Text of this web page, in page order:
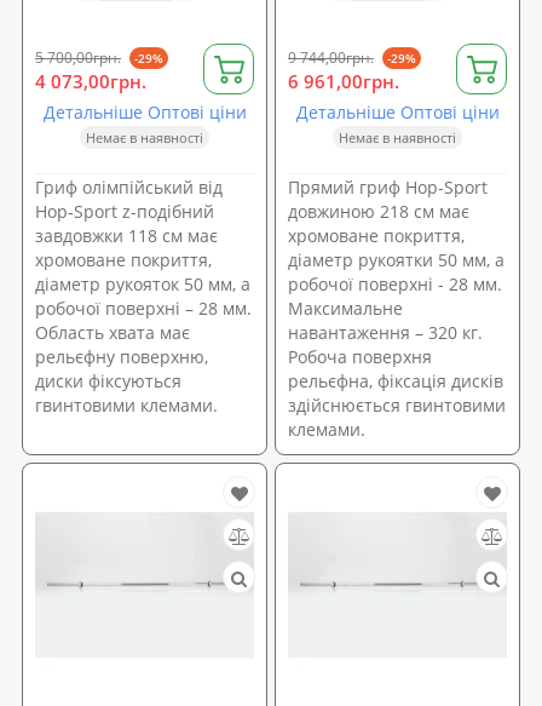
5 700,00грн. -29%
4 073,00грн.
Детальніше Оптові ціни
Немає в наявності
Гриф олімпійський від
Hop-Sport z-подібний
завдовжки 118 см має
хромоване покриття,
діаметр рукояток 50 мм, а
робочої поверхні – 28 мм.
Область хвата має
рельєфну поверхню,
диски фіксуються
гвинтовими клемами.
9 744,00грн. -29%
6 961,00грн.
Детальніше Оптові ціни
Немає в наявності
Прямий гриф Hop-Sport
довжиною 218 см має
хромоване покриття,
діаметр рукоятки 50 мм, а
робочої поверхні - 28 мм.
Максимальне
навантаження – 320 кг.
Робоча поверхня
рельєфна, фіксація дисків
здійснюється гвинтовими
клемами.